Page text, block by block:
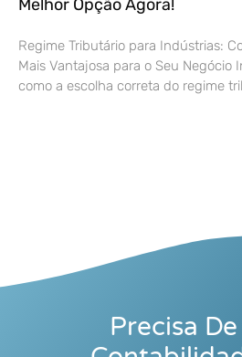
Melhor Opção Agora!
Regime Tributário para Indústrias:
Mais Vantajosa para o Seu Negócio
como a escolha correta do regime
Precisa